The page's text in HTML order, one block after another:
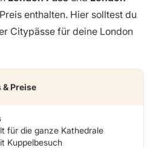
enthalten. Hier solltest du
Citypässe für deine London
& Preise
für die ganze Kathedrale
Kuppelbesuch